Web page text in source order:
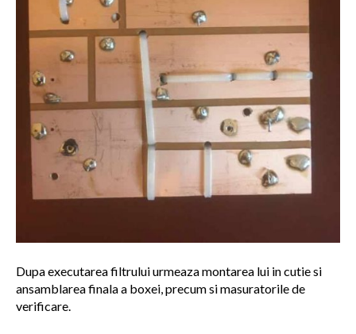
Dupa executarea filtrului urmeaza montarea lui in cutie si
ansamblarea finala a boxei, precum si masuratorile de
verificare.